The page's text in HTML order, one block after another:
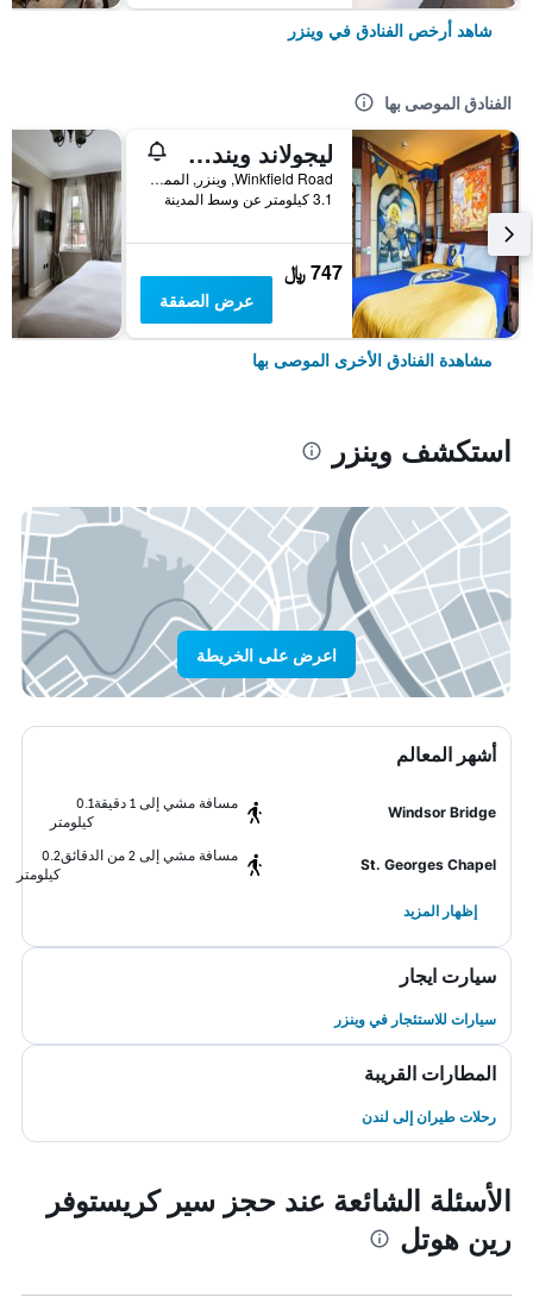
شاهد أرخص الفنادق في وينزر
الفنادق الموصى بها
ليجولاند ويندسور ريزورت
Winkfield Road, وينزر, المملكة المتحدة
3.1 كيلومتر عن وسط المدينة
747 ﷼
عرض الصفقة
مشاهدة الفنادق الأخرى الموصى بها
استكشف وينزر
اعرض على الخريطة
أشهر المعالم
Windsor Bridge
مسافة مشي إلى 1 دقيقة
0.1
كيلومتر
St. Georges Chapel
مسافة مشي إلى 2 من الدقائق
0.2
كيلومتر
إظهار المزيد
سيارت ايجار
سيارات للاستئجار في وينزر
المطارات القريبة
رحلات طيران إلى لندن
الأسئلة الشائعة عند حجز سير كريستوفر
رين هوتل